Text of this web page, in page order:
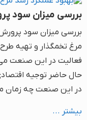
بررسی میزان سود
بررسی میزان سود
مرغ تخمگذار و تهیه
فعالیت در این صنعت می
حال حاضر توجیه
در این صنعت چه زمان
بیشتر ...